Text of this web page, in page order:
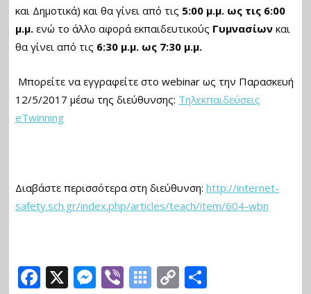
και Δημοτικά) και θα γίνει από τις 5:00 μ.μ. ως τις 6:00
μ.μ.ενώ το άλλο αφορά εκπαιδευτικούς Γυμνασίωνκαι
θα γίνει από τις 6:30 μ.μ. ως 7:30 μ.μ.
Μπορείτε να εγγραφείτε στο webinar ως την Παρασκευή
12/5/2017 μέσω της διεύθυνσης: Τηλεκπαιδεύσεις
eTwinning
Διαβάστε περισσότερα στη διεύθυνση: http://internet-
safety.sch.gr/index.php/articles/teach/item/604-wbn
F X M Vi S C Μ